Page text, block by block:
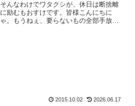
そんなわけでワタクシが、休日は断捨離
に励むもおすけです。皆様こんにちに
ゃ。もうねぇ、要らないもの全部手放し
2015.10.02 2026.06.17